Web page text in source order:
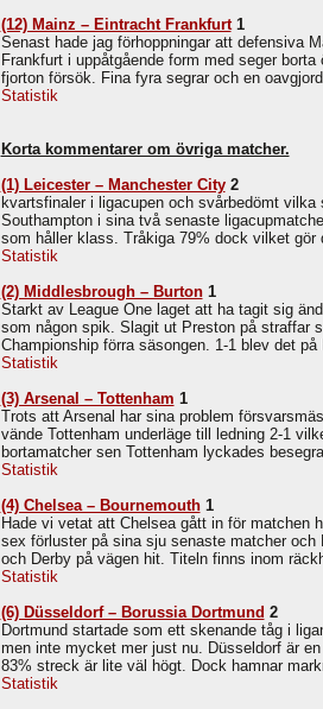
(12) Mainz – Eintracht Frankfurt 1
Senast hade jag förhoppningar att defensiva
Frankfurt i uppåtgående form med seger
fjorton försök. Fina fyra segrar och en
Statistik
Korta kommentarer om övriga matcher.
(1) Leicester – Manchester City 2
kvartsfinaler i ligacupen och svårbedömt
Southampton i sina två senaste
som håller klass. Tråkiga 79% dock vilket gör
Statistik
(2) Middlesbrough – Burton 1
Starkt av League One laget att ha tagit sig
som någon spik. Slagit ut Preston på straffar
Championship förra säsongen. 1-1 blev det på
Statistik
(3) Arsenal – Tottenham 1
Trots att Arsenal har sina problem
vände Tottenham underläge till ledning 2-1
bortamatcher sen Tottenham lyckades
Statistik
(4) Chelsea – Bournemouth 1
Hade vi vetat att Chelsea gått in för matchen
sex förluster på sina sju senaste matcher
och Derby på vägen hit. Titeln finns inom
Statistik
(6) Düsseldorf – Borussia Dortmund 2
Dortmund startade som ett skenande tåg i
men inte mycket mer just nu. Düsseldorf är
83% streck är lite väl högt. Dock hamnar
Statistik